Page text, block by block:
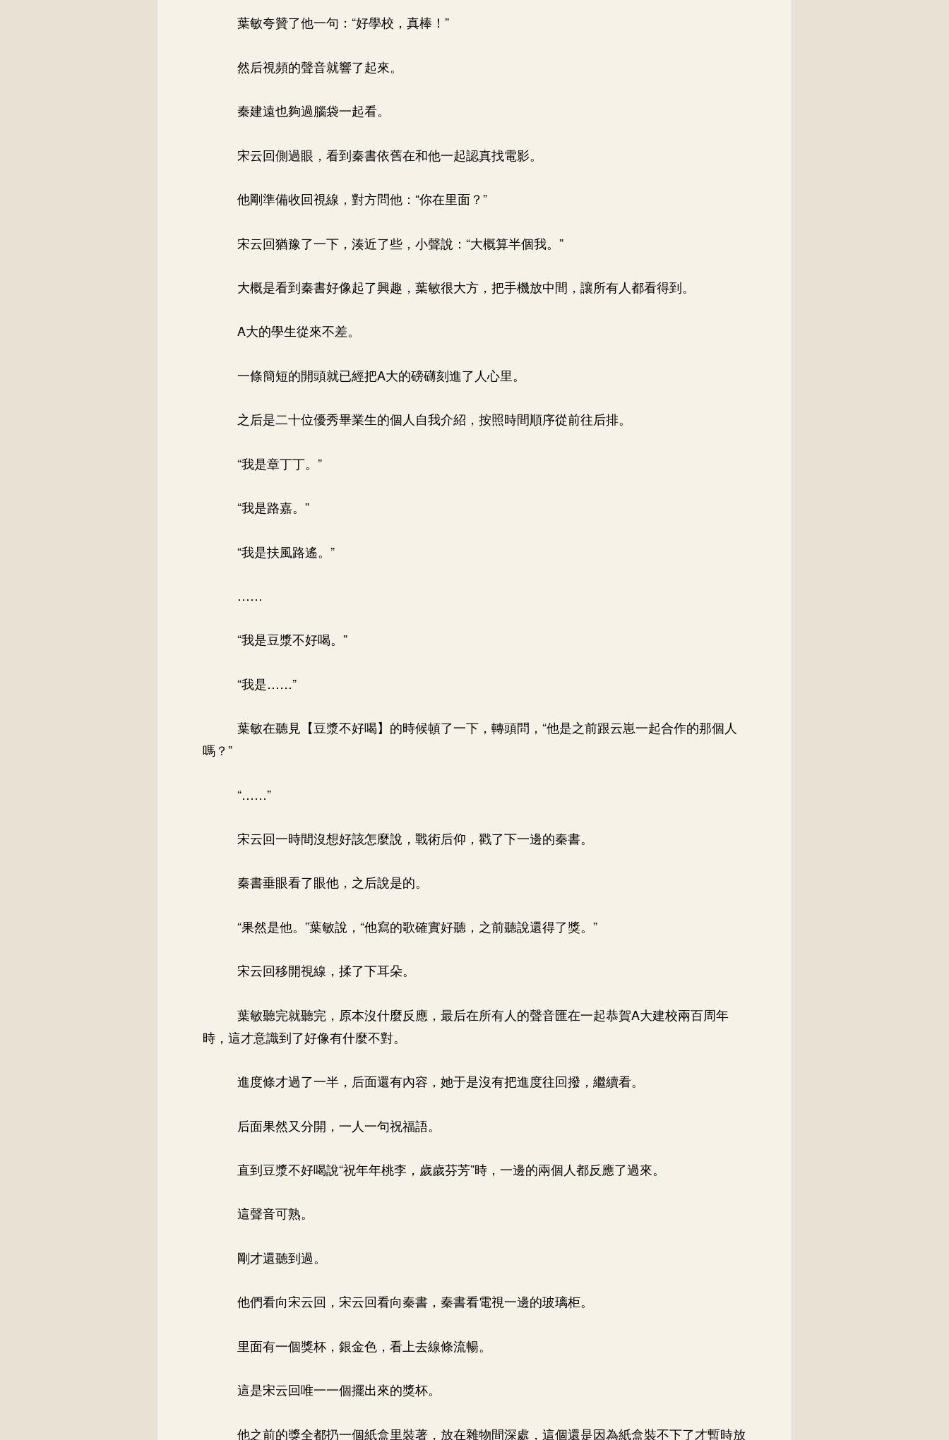
葉敏夸贊了他一句：“好學校，真棒！”
然后視頻的聲音就響了起來。
秦建遠也夠過腦袋一起看。
宋云回側過眼，看到秦書依舊在和他一起認真找電影。
他剛準備收回視線，對方問他：“你在里面？”
宋云回猶豫了一下，湊近了些，小聲說：“大概算半個我。”
大概是看到秦書好像起了興趣，葉敏很大方，把手機放中間，讓所有人都看得到。
A大的學生從來不差。
一條簡短的開頭就已經把A大的磅礴刻進了人心里。
之后是二十位優秀畢業生的個人自我介紹，按照時間順序從前往后排。
“我是章丁丁。”
“我是路嘉。”
“我是扶風路遙。”
……
“我是豆漿不好喝。”
“我是……”
葉敏在聽見【豆漿不好喝】的時候頓了一下，轉頭問，“他是之前跟云崽一起合作的那個人
嗎？”
“……”
宋云回一時間沒想好該怎麼說，戰術后仰，戳了下一邊的秦書。
秦書垂眼看了眼他，之后說是的。
“果然是他。”葉敏說，“他寫的歌確實好聽，之前聽說還得了獎。”
宋云回移開視線，揉了下耳朵。
葉敏聽完就聽完，原本沒什麼反應，最后在所有人的聲音匯在一起恭賀A大建校兩百周年
時，這才意識到了好像有什麼不對。
進度條才過了一半，后面還有內容，她于是沒有把進度往回撥，繼續看。
后面果然又分開，一人一句祝福語。
直到豆漿不好喝說“祝年年桃李，歲歲芬芳”時，一邊的兩個人都反應了過來。
這聲音可熟。
剛才還聽到過。
他們看向宋云回，宋云回看向秦書，秦書看電視一邊的玻璃柜。
里面有一個獎杯，銀金色，看上去線條流暢。
這是宋云回唯一一個擺出來的獎杯。
他之前的獎全都扔一個紙盒里裝著，放在雜物間深處，這個還是因為紙盒裝不下了才暫時放